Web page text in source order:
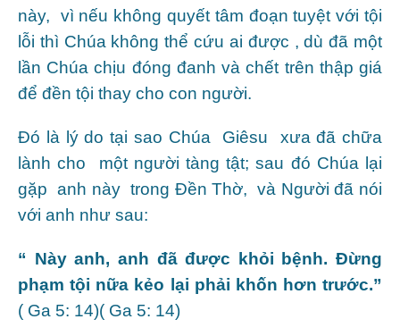
này, vì nếu không quyết tâm đoạn tuyệt với tội
lỗi thì Chúa không thể cứu ai được , dù đã một
lần Chúa chịu đóng đanh và chết trên thập giá
để đền tội thay cho con người.
Đó là lý do tại sao Chúa Giêsu xưa đã chữa
lành cho một người tàng tật; sau đó Chúa lại
gặp anh này trong Đền Thờ, và Người đã nói
với anh như sau:
“ Này anh, anh đã được khỏi bệnh. Đừng
phạm tội nữa kẻo lại phải khốn hơn trước.”
( Ga 5: 14)( Ga 5: 14)